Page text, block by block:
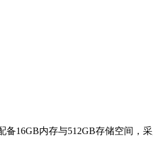
备16GB内存与512GB存储空间，